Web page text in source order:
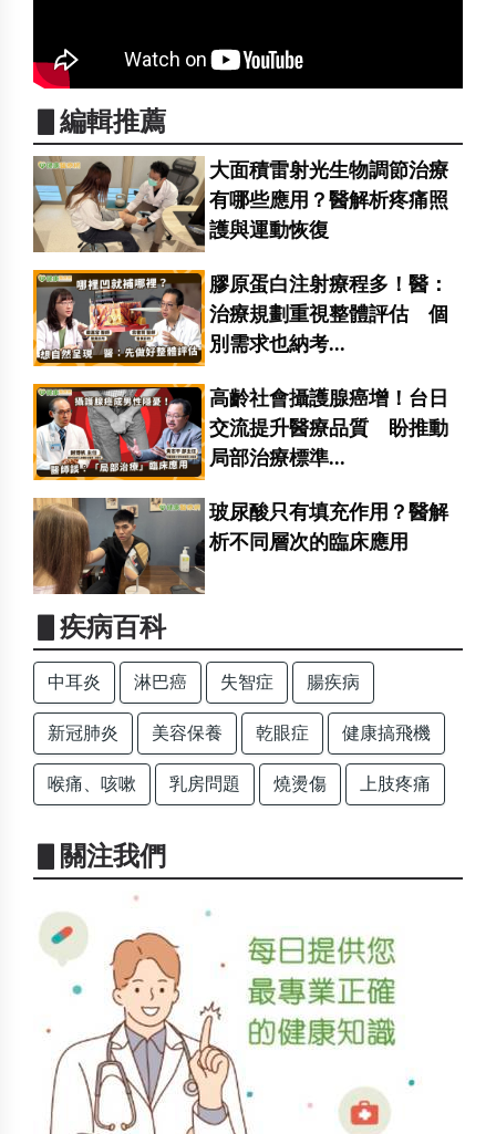
▋編輯推薦
大面積雷射光生物調節治療
有哪些應用？醫解析疼痛照
護與運動恢復
膠原蛋白注射療程多！醫：
治療規劃重視整體評估 個
別需求也納考...
高齡社會攝護腺癌增！台日
交流提升醫療品質 盼推動
局部治療標準...
玻尿酸只有填充作用？醫解
析不同層次的臨床應用
▋疾病百科
中耳炎 淋巴癌 失智症 腸疾病
新冠肺炎 美容保養 乾眼症 健康搞飛機
喉痛、咳嗽 乳房問題 燒燙傷 上肢疼痛
▋關注我們